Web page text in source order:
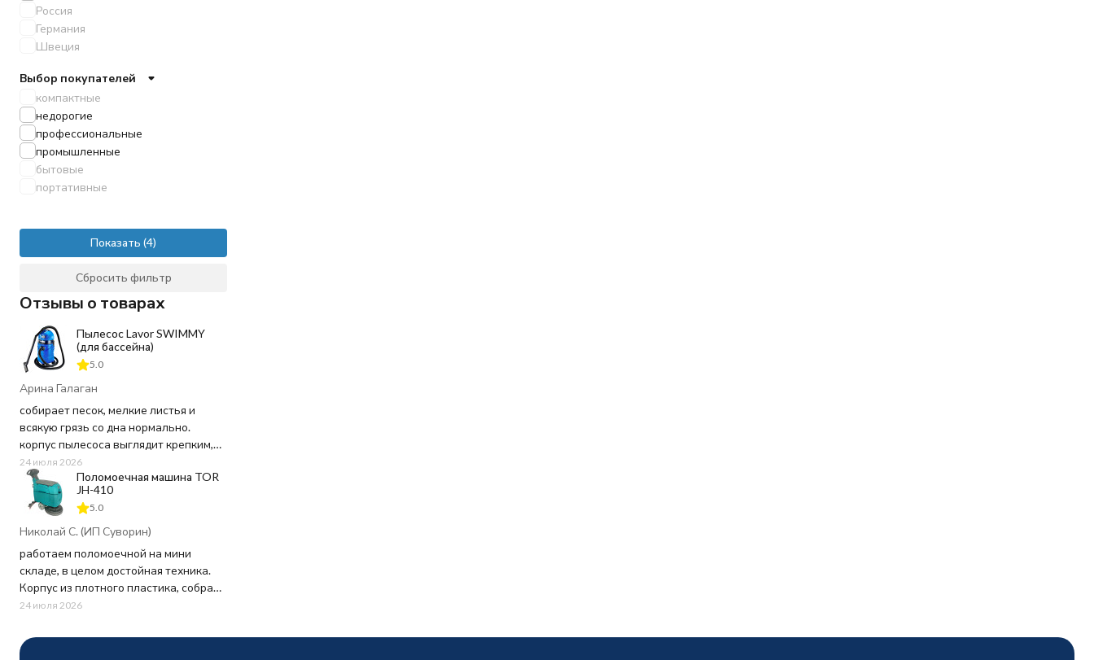
Россия
Германия
Швеция
Выбор покупателей
компактные
недорогие
профессиональные
промышленные
бытовые
портативные
Показать
Сбросить фильтр
Отзывы о товарах
Пылесос Lavor SWIMMY
(для бассейна)
5.0
Арина Галаган
собирает песок, мелкие листья и
всякую грязь со дна нормально.
корпус пылесоса выглядит крепким,
пластик не "хлипкий", а шланг
достаточно длинный, не пришлось
ничего докупать. Используем для
чистки бассейна 20 кв.м. в частном
доме - хватает мощности и длины
шнура.
Заказ оформили быстро, в магазине
перезвонили почти сразу, уточнили
целая, внутри все на месте.
24 июля 2026
Поломоечная машина TOR
JH-410
5.0
Николай С. (ИП Суворин)
работаем поломоечной на мини
складе, в целом достойная техника.
Корпус из плотного пластика, собран
на совесть - ничего не люфтит и не
быстро, грязь оттирает хорошо, но вот
шнур питания коротковат, приходится
24 июля 2026